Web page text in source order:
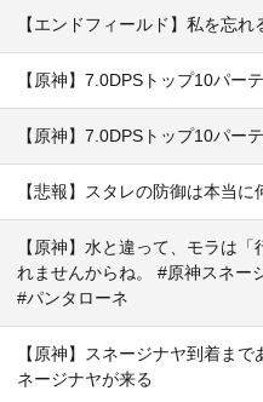
【エンドフィールド】私を忘れ
【原神】7.0DPSトップ10パー
【原神】7.0DPSトップ10パー
【悲報】スタレの防御は本当に
【原神】水と違って、モラは
れませんからね。 #原神スネー
#パンタローネ
【原神】スネージナヤ到着ま
ネージナヤが来る